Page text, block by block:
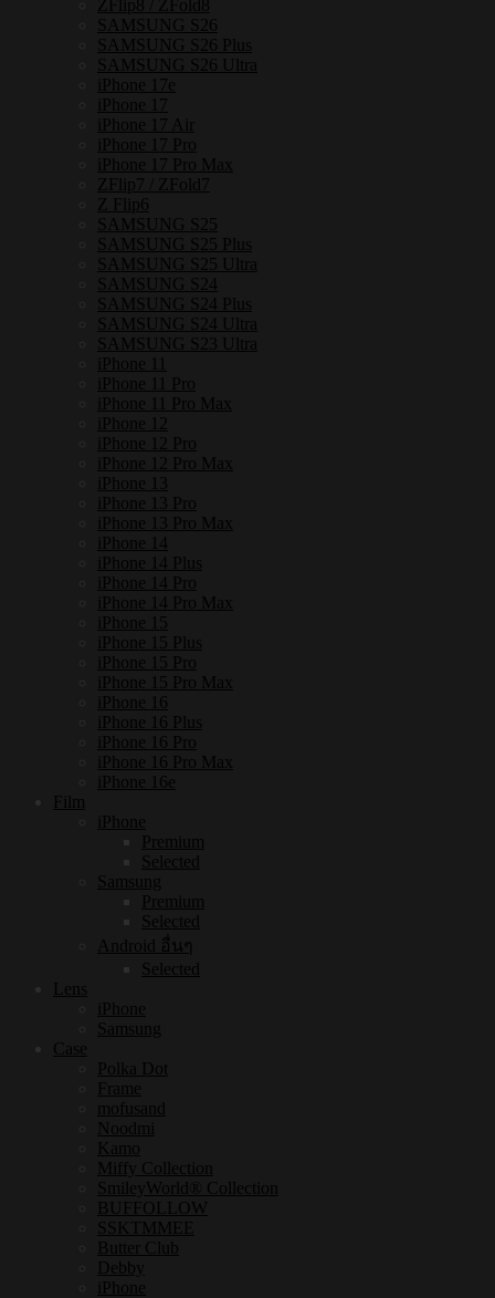
ZFlip8 / ZFold8
SAMSUNG S26
SAMSUNG S26 Plus
SAMSUNG S26 Ultra
iPhone 17e
iPhone 17
iPhone 17 Air
iPhone 17 Pro
iPhone 17 Pro Max
ZFlip7 / ZFold7
Z Flip6
SAMSUNG S25
SAMSUNG S25 Plus
SAMSUNG S25 Ultra
SAMSUNG S24
SAMSUNG S24 Plus
SAMSUNG S24 Ultra
SAMSUNG S23 Ultra
iPhone 11
iPhone 11 Pro
iPhone 11 Pro Max
iPhone 12
iPhone 12 Pro
iPhone 12 Pro Max
iPhone 13
iPhone 13 Pro
iPhone 13 Pro Max
iPhone 14
iPhone 14 Plus
iPhone 14 Pro
iPhone 14 Pro Max
iPhone 15
iPhone 15 Plus
iPhone 15 Pro
iPhone 15 Pro Max
iPhone 16
iPhone 16 Plus
iPhone 16 Pro
iPhone 16 Pro Max
iPhone 16e
Film
iPhone
Premium
Selected
Samsung
Premium
Selected
Android อื่นๆ
Selected
Lens
iPhone
Samsung
Case
Polka Dot
Frame
mofusand
Noodmi
Kamo
Miffy Collection
SmileyWorld® Collection
BUFFOLLOW
SSKTMMEE
Butter Club
Debby
iPhone